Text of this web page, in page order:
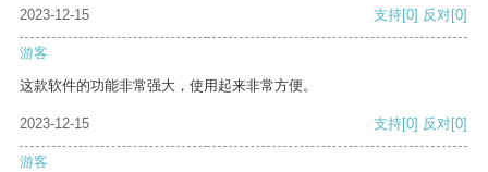
2023-12-15 支持[0] 反对[0]
游客
这款软件的功能非常强大，使用起来非常方便。
2023-12-15 支持[0] 反对[0]
游客